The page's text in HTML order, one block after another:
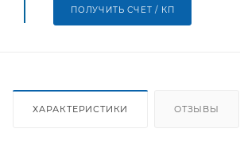
ПОЛУЧИТЬ СЧЕТ / КП
ХАРАКТЕРИСТИКИ ОТЗЫВЫ